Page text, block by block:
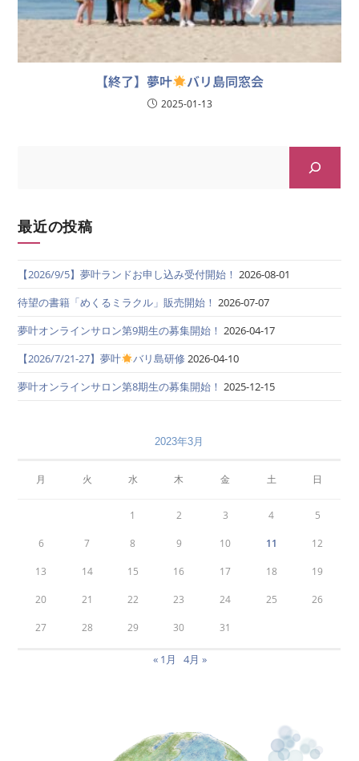
【終了】夢叶 バリ島同窓会
2025-01-13
最近の投稿
【2026/9/5】夢叶ランドお申し込み受付開始！ 2026-08-01
待望の書籍「めくるミラクル」販売開始！ 2026-07-07
夢叶オンラインサロン第9期生の募集開始！ 2026-04-17
【2026/7/21-27】夢叶
バリ島研修2026-04-10
夢叶オンラインサロン第8期生の募集開始！ 2025-12-15
2023年3月
月 火 水 木 金 土 日
1 2 3 4 5
6 7 8 9 10 11 12
13 14 15 16 17 18 19
20 21 22 23 24 25 26
27 28 29 30 31
« 1月 4月 »